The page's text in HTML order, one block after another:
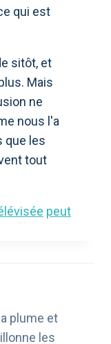
qui est
sitôt, et
Mais
ne
nous l'a
que les
tout
peut
plume et
les